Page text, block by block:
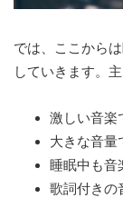
では、ここから
していきます。
激しい音楽
大きな音量
睡眠中も音
歌詞付きの